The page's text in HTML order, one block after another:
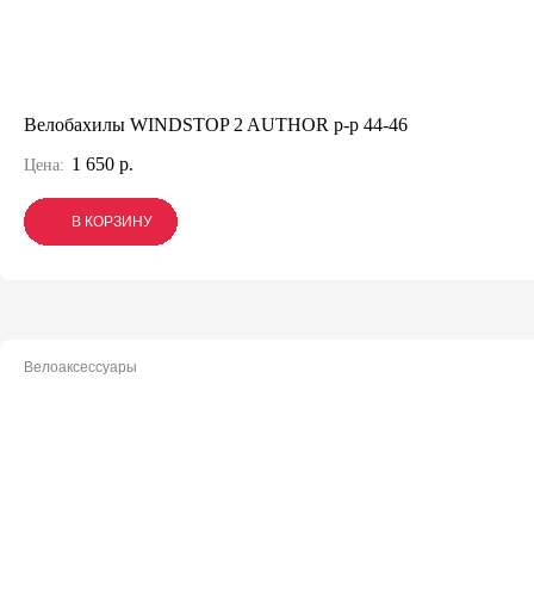
Велобахилы WINDSTOP 2 AUTHOR р-р 44-46
Цена: 1 650 р.
В КОРЗИНУ
В КОРЗИНУ
В КОРЗИНУ
Велоаксессуары